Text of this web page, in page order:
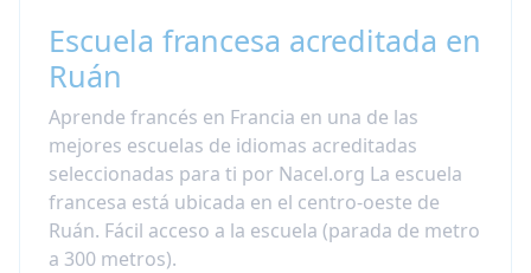
Escuela francesa acreditada en
Ruán
Aprende francés en Francia en una de las
mejores escuelas de idiomas acreditadas
seleccionadas para ti por Nacel.org La escuela
francesa está ubicada en el centro-oeste de
Ruán. Fácil acceso a la escuela (parada de metro
a 300 metros).